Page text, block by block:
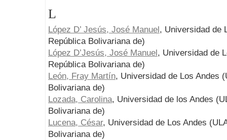
L
López D’ Jesús, José Manuel , Universidad de
República Bolivariana de)
López D’Jesús, José Manuel , Universidad de
República Bolivariana de)
León, Fray Martín, Universidad de Los Andes
Bolivariana de)
Lozada, Carolina, Universidad de los Andes
Bolivariana de)
Lucena, César, Universidad de Los Andes
Bolivariana de)